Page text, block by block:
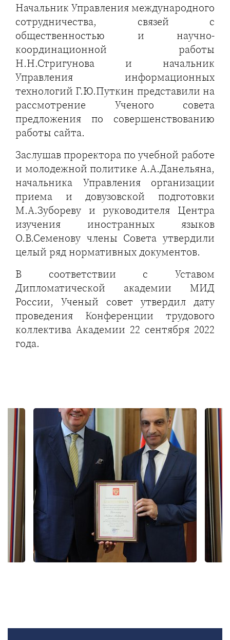
Начальник Управления международного
сотрудничества, связей с
общественностью и научно-
координационной работы
Н.Н.Стригунова и начальник
Управления информационных
технологий Г.Ю.Путкин представили на
рассмотрение Ученого совета
предложения по совершенствованию
работы сайта.
Заслушав проректора по учебной работе
и молодежной политике А.А.Данельяна,
начальника Управления организации
приема и довузовской подготовки
М.А.Зубореву и руководителя Центра
изучения иностранных языков
О.В.Семенову члены Совета утвердили
целый ряд нормативных документов.
В соответствии с Уставом
Дипломатической академии МИД
России, Ученый совет утвердил дату
проведения Конференции трудового
коллектива Академии 22 сентября 2022
года.